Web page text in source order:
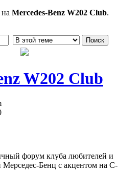
Mercedes-Benz W202 Club.
W202 Club
форум клуба любителей и
Мерседес-Бенц с акцентом на C-